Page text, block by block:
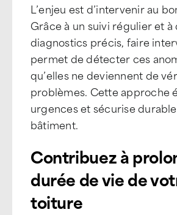
L’enjeu est d’intervenir au
Grâce à un suivi régulier et à
diagnostics précis, faire
permet de détecter ces
qu’elles ne deviennent de
problèmes. Cette approche
urgences et sécurise
bâtiment.
Contribuez à
durée de vie de
toiture